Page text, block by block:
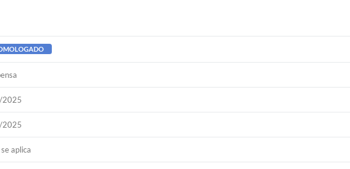
2025
2025
aplica